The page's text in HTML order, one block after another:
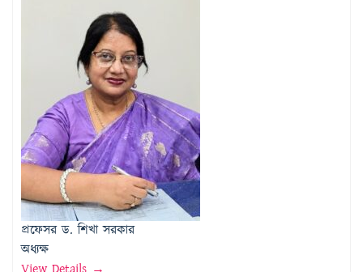
প্রফেসর ড. শিখা সরকার
অধ্যক্ষ
View Details →